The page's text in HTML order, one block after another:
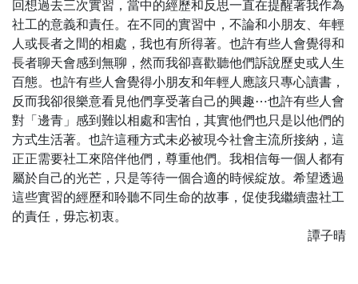
回想過去三次實習，當中的經歷和反思一直在提醒著我作為
社工的意義和責任。在不同的實習中，不論和小朋友、年輕
人或長者之間的相處，我也有所得著。也許有些人會覺得和
長者聊天會感到無聊，然而我卻喜歡聽他們訴說歷史或人生
百態。也許有些人會覺得小朋友和年輕人應該只專心讀書，
反而我卻很樂意看見他們享受著自己的興趣⋯也許有些人會
對「邊青」感到難以相處和害怕，其實他們也只是以他們的
方式生活著。也許這種方式未必被現今社會主流所接納，這
正正需要社工來陪伴他們，尊重他們。我相信每一個人都有
屬於自己的光芒，只是等待一個合適的時候綻放。希望透過
這些實習的經歷和聆聽不同生命的故事，促使我繼續盡社工
的責任，毋忘初衷。
譚子晴